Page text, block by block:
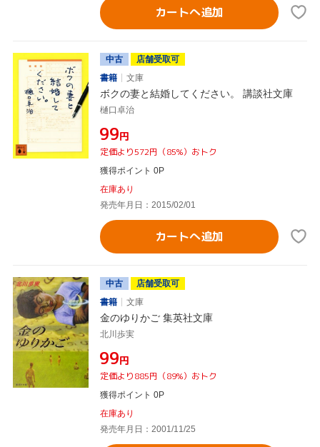
カートへ追加
中古
店舗受取可
書籍
文庫
ボクの妻と結婚してください。 講談社文庫
樋口卓治
¥99円
定価より572円（85%）おトク
獲得ポイント 0P
在庫あり
発売年月日：2015/02/01
カートへ追加
中古
店舗受取可
書籍
文庫
金のゆりかご 集英社文庫
北川歩実
¥99円
定価より885円（89%）おトク
獲得ポイント 0P
在庫あり
発売年月日：2001/11/25